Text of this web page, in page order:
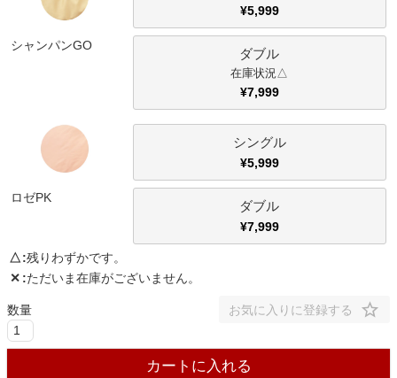
キッチン用品
インテリア雑貨
シャンパンGO
¥5,999
ダブル
△
¥7,999
ロゼPK
シングル
¥5,999
ダブル
¥7,999
△ 残りわずかです。
✕ ただいま在庫がございません。
お気に入りに登録する
カートに入れる